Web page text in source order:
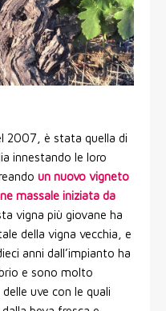
2007, è stata quella di
innestando le loro
un nuovo vigneto
massale iniziata da
vigna più giovane ha
della vigna vecchia, e
anni dall’impianto ha
e sono molto
uve con le quali